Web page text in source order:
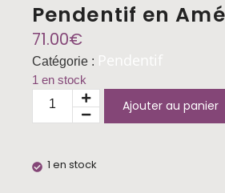
Pendentif en
71.00€
Catégorie : Pendentif
1 en stock
Ajouter au panier
1 en stock